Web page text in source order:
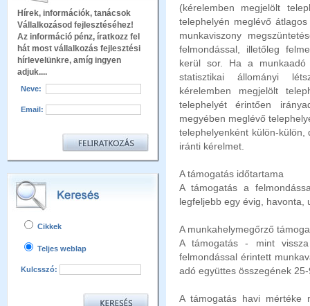
Hírek, információk, tanácsok
Vállalkozásod fejlesztéséhez!
Az információ pénz, íratkozz fel
hát most vállalkozás fejlesztési
hírlevelünkre, amíg ingyen
adjuk....
Neve:
Email:
Cikkek
Teljes weblap
Kulcsszó:
(kérelemben megjelölt
telephelyén meglévő
munkaviszony megszün
felmondással, illetőleg
kerülsor. Ha a
statisztikai állományi
kérelemben megjelölt
telephelyét érintően
megyében meglévő
telephelyenként külön-
iránti kérelmet.
A támogatás időtartama
A támogatás a
legfeljebb egy évig, havonta,
A munkahelymegőrző
A támogatás - mint
felmondással érintett
adó együttes összegének
A támogatás havi mértéke